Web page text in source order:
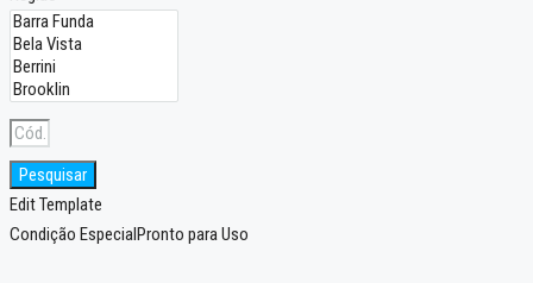
Pesquisar
Edit Template
Condição EspecialPronto para Uso